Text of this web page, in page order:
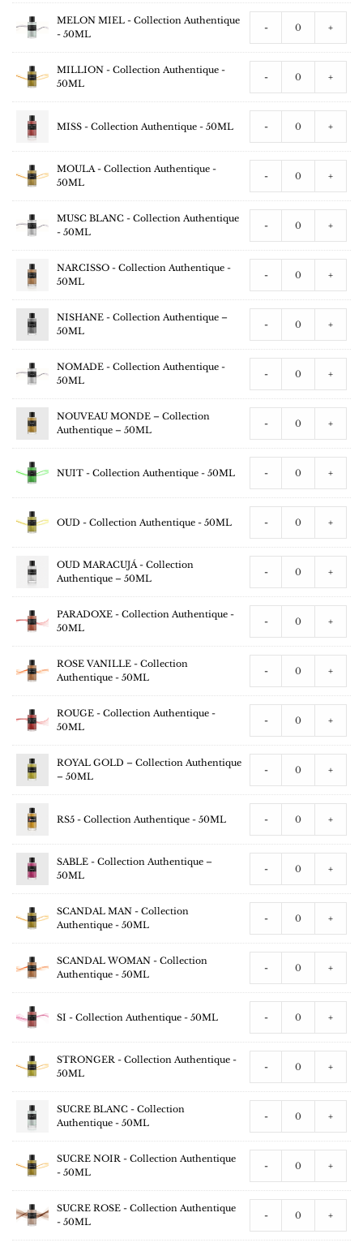
MELON MIEL - Collection Authentique
- 50ML
- +
MILLION - Collection Authentique -
50ML
- +
MISS - Collection Authentique - 50ML - +
MOULA - Collection Authentique -
50ML
- +
MUSC BLANC - Collection Authentique
- 50ML
- +
NARCISSO - Collection Authentique -
50ML
- +
NISHANE - Collection Authentique –
50ML
- +
NOMADE - Collection Authentique -
50ML
- +
NOUVEAU MONDE – Collection
Authentique – 50ML
- +
NUIT - Collection Authentique - 50ML - +
OUD - Collection Authentique - 50ML - +
OUD MARACUJÁ - Collection
Authentique – 50ML
- +
PARADOXE - Collection Authentique -
50ML
- +
ROSE VANILLE - Collection
Authentique - 50ML
- +
ROUGE - Collection Authentique -
50ML
- +
ROYAL GOLD – Collection Authentique
– 50ML
- +
RS5 - Collection Authentique - 50ML - +
SABLE - Collection Authentique –
50ML
- +
SCANDAL MAN - Collection
Authentique - 50ML
- +
SCANDAL WOMAN - Collection
Authentique - 50ML
- +
SI - Collection Authentique - 50ML - +
STRONGER - Collection Authentique -
50ML
- +
SUCRE BLANC - Collection
Authentique - 50ML
- +
SUCRE NOIR - Collection Authentique
- 50ML
- +
SUCRE ROSE - Collection Authentique
- 50ML
- +